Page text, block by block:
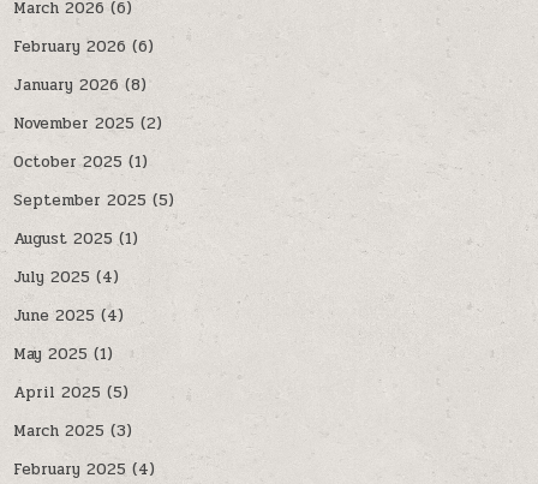
March 2026 (6)
February 2026 (6)
January 2026 (8)
November 2025 (2)
October 2025 (1)
September 2025 (5)
August 2025(1)
July 2025 (4)
June 2025 (4)
May 2025 (1)
April 2025 (5)
March 2025 (3)
February 2025 (4)